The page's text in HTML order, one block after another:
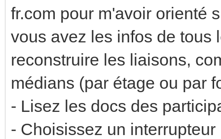
fr.com pour m'avoir orienté
vous avez les infos de tous
reconstruire les liaisons,
médians (par étage ou par
- Lisez les docs des
- Choisissez un